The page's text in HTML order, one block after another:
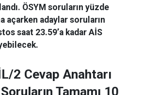
ÖSYM soruların yüzde
açarken adaylar soruların
saat 23.59’a kadar AİS
2 Cevap Anahtarı
Tamamı 10